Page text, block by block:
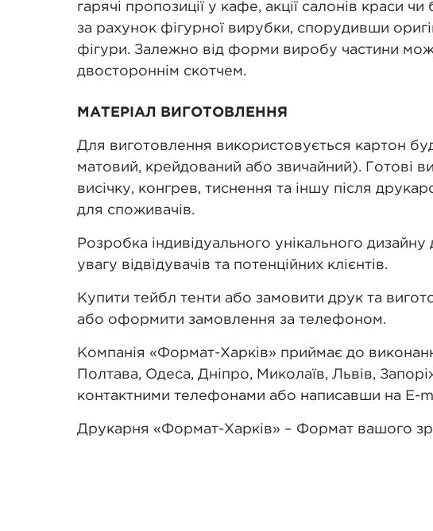
гарячі пропозиції у кафе, акції салонів
за рахунок фігурної вирубки, спорудивши
фігури. Залежно від форми виробу частини
двостороннім скотчем.
МАТЕРІАЛ ВИГОТОВЛЕННЯ
Для виготовлення використовується картон
матовий, крейдований або звичайний). Готові
висічку, конгрев, тиснення та іншу після
для споживачів.
Розробка індивідуального унікального
увагу відвідувачів та потенційних клієнтів.
Купити тейбл тенти або замовити друк та
або оформити замовлення за телефоном.
Компанія «Формат-Харків» приймає до
Полтава, Одеса, Дніпро, Миколаїв, Львів,
контактними телефонами або написавши на E-
Друкарня «Формат-Харків» – Формат вашого